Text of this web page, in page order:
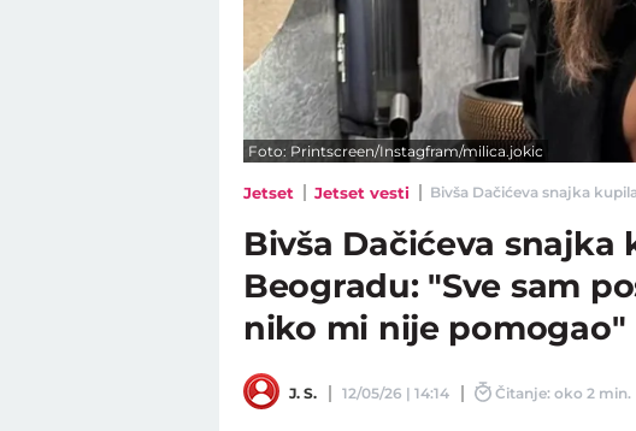
Foto: Printscreen/Instagfram/milica.jokic
Jetset Jetset vesti Bivša Dačićeva snajka
Bivša Dačićeva snajka
Beogradu: "Sve sam
niko mi nije pomogao"
J. S. 12/05/26 | 14:14 Čitanje: oko 2 min.